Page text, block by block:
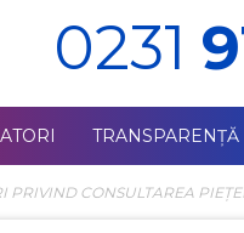
0231
TRANSPARENȚĂ
PRIVIND CONSULTAREA